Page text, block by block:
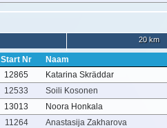
20 km
Start Nr Naam
12865 Katarina Skräddar
12533 Soili Kosonen
13013 Noora Honkala
11264 Anastasija Zakharova